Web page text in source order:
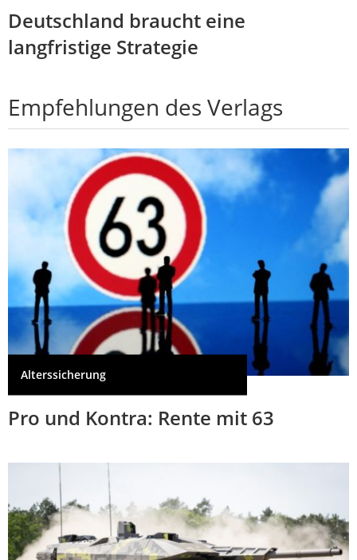
Deutschland braucht eine
langfristige Strategie
Empfehlungen des Verlags
Alterssicherung
Pro und Kontra: Rente mit 63